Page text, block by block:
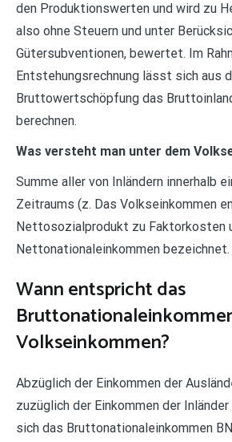
den Produktionswerten und wird zu
also ohne Steuern und unter
Gütersubventionen, bewertet. Im
Entstehungsrechnung lässt sich aus
Bruttowertschöpfung das
berechnen.
Was versteht man unter dem
Summe aller von Inländern innerhalb
Zeitraums (z. Das Volkseinkommen
Nettosozialprodukt zu Faktorkosten
Nettonationaleinkommen bezeichnet.
Wann entspricht das
Volkseinkommen?
Abzüglich der Einkommen der
zuzüglich der Einkommen der
sich das Bruttonationaleinkommen